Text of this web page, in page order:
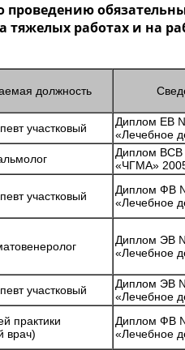
проведению
тяжелых работах и на
должность
участковый
Диплом ЕВ
«Лечебное
Диплом
«ЧГМА»
участковый
Диплом ФВ
«Лечебное
Диплом ЭВ
«Лечебное
участковый
Диплом ЭВ
«Лечебное
практики
врач)
Диплом ФВ
«Лечебное